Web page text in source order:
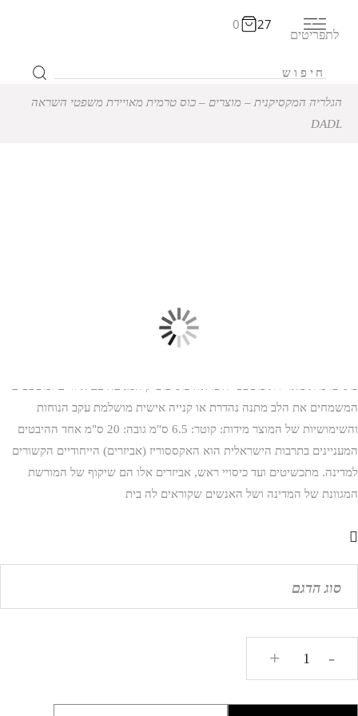
27
0
לתפריטים
הגלריה המקסיקנית ‒ מוצרים ‒ כוס טרמית מאויירת משפטי השראה
DADL
המשמחים את הלב מתנה נהדרת או קנייה אישית מושלמת עקב הנוחות
והשימושיות של המוצר מידות: קוטר: 6.5 ס"מ גובה: 20 ס"מ אחד ההיבטים
המעניינים בתרבות הישראלית הוא האקססוריז (אביזרים) הייחודיים הקשורים
למדינה. מתכשיטים ועד כיסויי ראש, אביזרים אלו הם שיקוף של המורשת
המגוונת של המדינה ושל האנשים שקוראים לה בית
סוג הדגם
-
+